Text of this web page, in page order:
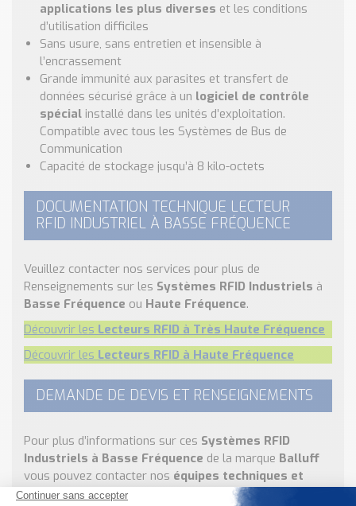
applications les plus diverses et les conditions
d’utilisation difficiles
Sans usure, sans entretien et insensible à
l’encrassement
Grande immunité aux parasites et transfert de
données sécurisé grâce à un logiciel de contrôle
spécial installé dans les unités d’exploitation.
Compatible avec tous les Systèmes de Bus de
Communication
Capacité de stockage jusqu’à 8 kilo-octets
DOCUMENTATION TECHNIQUE LECTEUR
RFID INDUSTRIEL À BASSE FRÉQUENCE
Veuillez contacter nos services pour plus de
Renseignements sur les Systèmes RFID Industriels à
Basse Fréquence ou Haute Fréquence.
Découvrir les Lecteurs RFID à Très Haute Fréquence
Découvrir les Lecteurs RFID à Haute Fréquence
DEMANDE DE DEVIS ET RENSEIGNEMENTS
Pour plus d’informations sur ces Systèmes RFID
Industriels à Basse Fréquence de la marque Balluff
vous pouvez contacter nos équipes techniques et
commercialesgrâce à notre formulaire de contact